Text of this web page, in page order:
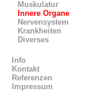
Muskulatur
Innere Organe
Nervensystem
Krankheiten
Diverses
Info
Kontakt
Referenzen
Impressum